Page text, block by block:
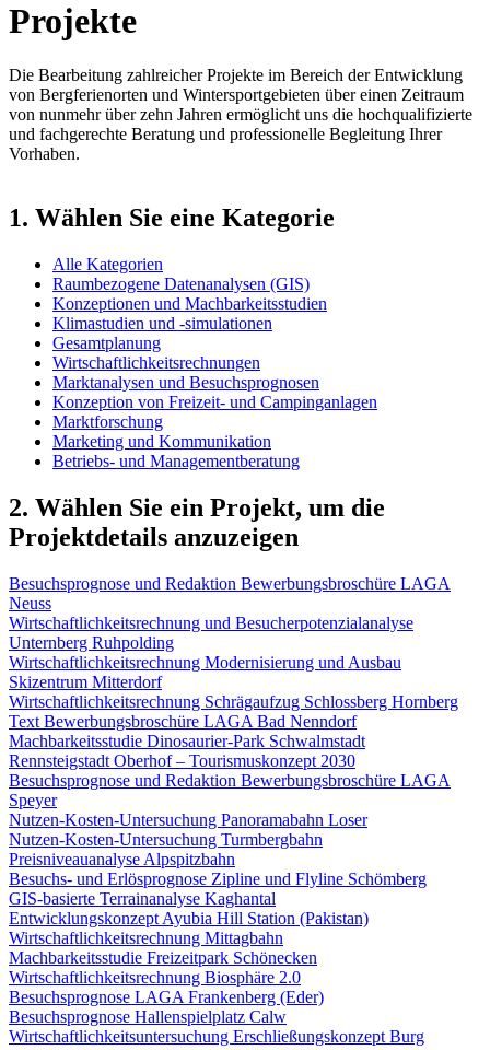
Projekte
Die Bearbeitung zahlreicher Projekte im Bereich der Entwicklung
von Bergferienorten und Wintersportgebieten über einen Zeitraum
von nunmehr über zehn Jahren ermöglicht uns die hochqualifizierte
und fachgerechte Beratung und professionelle Begleitung Ihrer
Vorhaben.
1. Wählen Sie eine Kategorie
Alle Kategorien
Raumbezogene Datenanalysen (GIS)
Konzeptionen und Machbarkeitsstudien
Klimastudien und -simulationen
Gesamtplanung
Wirtschaftlichkeitsrechnungen
Marktanalysen und Besuchsprognosen
Konzeption von Freizeit- und Campinganlagen
Marktforschung
Marketing und Kommunikation
Betriebs- und Managementberatung
2. Wählen Sie ein Projekt, um die
Projektdetails anzuzeigen
Besuchsprognose und Redaktion Bewerbungsbroschüre LAGA
Neuss
Wirtschaftlichkeitsrechnung und Besucherpotenzialanalyse
Unternberg Ruhpolding
Wirtschaftlichkeitsrechnung Modernisierung und Ausbau
Skizentrum Mitterdorf
Wirtschaftlichkeitsrechnung Schrägaufzug Schlossberg Hornberg
Text Bewerbungsbroschüre LAGA Bad Nenndorf
Machbarkeitsstudie Dinosaurier-Park Schwalmstadt
Rennsteigstadt Oberhof – Tourismuskonzept 2030
Besuchsprognose und Redaktion Bewerbungsbroschüre LAGA
Speyer
Nutzen-Kosten-Untersuchung Panoramabahn Loser
Nutzen-Kosten-Untersuchung Turmbergbahn
Preisniveauanalyse Alpspitzbahn
Besuchs- und Erlösprognose Zipline und Flyline Schömberg
GIS-basierte Terrainanalyse Kaghantal
Entwicklungskonzept Ayubia Hill Station (Pakistan)
Wirtschaftlichkeitsrechnung Mittagbahn
Machbarkeitsstudie Freizeitpark Schönecken
Wirtschaftlichkeitsrechnung Biosphäre 2.0
Besuchsprognose LAGA Frankenberg (Eder)
Besuchsprognose Hallenspielplatz Calw
Wirtschaftlichkeitsuntersuchung Erschließungskonzept Burg